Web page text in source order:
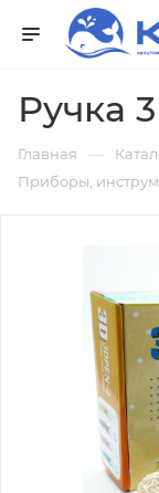
Ручка
Главная —
Приборы,